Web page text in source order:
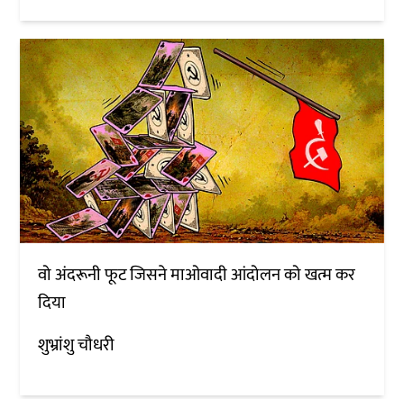
वो अंदरूनी फूट जिसने माओवादी आंदोलन को खत्म कर
दिया
शुभ्रांशु चौधरी